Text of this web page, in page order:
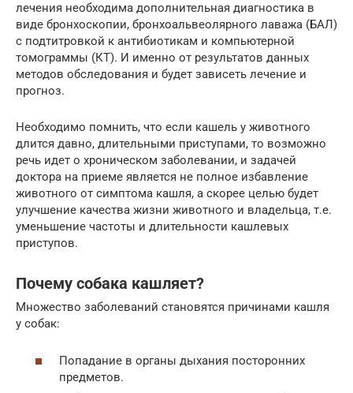
лечения необходима дополнительная диагностика в
виде бронхоскопии, бронхоальвеолярного лаважа (БАЛ)
с подтитровкой к антибиотикам и компьютерной
томограммы (КТ). И именно от результатов данных
методов обследования и будет зависеть лечение и
прогноз.
Необходимо помнить, что если кашель у животного
длится давно, длительными приступами, то возможно
речь идет о хроническом заболевании, и задачей
доктора на приеме является не полное избавление
животного от симптома кашля, а скорее целью будет
улучшение качества жизни животного и владельца, т.е.
уменьшение частоты и длительности кашлевых
приступов.
Почему собака кашляет?
Множество заболеваний становятся причинами кашля
у собак:
Попадание в органы дыхания посторонних
предметов.